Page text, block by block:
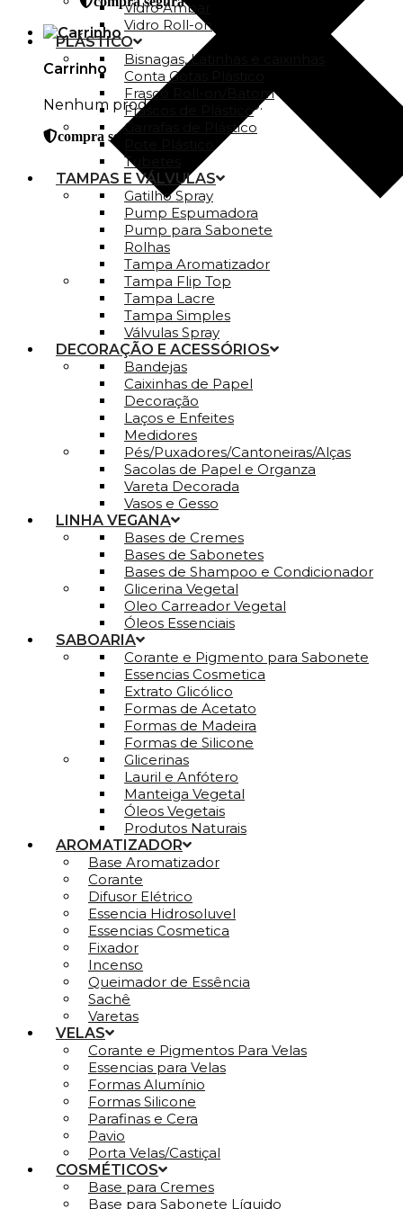
Carrinho
Nenhum produto no carrinho.
compra segura
Vidro Ambar
Vidro Roll-on
PLÁSTICO
Bisnagas, Latinhas e caixinhas
Conta Gotas Plástico
Frasco Roll-on/Batom
Frascos de Plástico
Garrafas de Plástico
Tubetes
TAMPAS E VÁLVULAS
Gatilho Spray
Pump Espumadora
Pump para Sabonete
Rolhas
Tampa Aromatizador
Tampa Flip Top
Tampa Lacre
Tampa Simples
Válvulas Spray
DECORAÇÃO E ACESSÓRIOS
Bandejas
Caixinhas de Papel
Decoração
Laços e Enfeites
Medidores
Pés/Puxadores/Cantoneiras/Alças
Sacolas de Papel e Organza
Vareta Decorada
Vasos e Gesso
LINHA VEGANA
Bases de Cremes
Bases de Sabonetes
Bases de Shampoo e Condicionador
Glicerina Vegetal
Oleo Carreador Vegetal
Óleos Essenciais
SABOARIA
Corante e Pigmento para Sabonete
Essencias Cosmetica
Extrato Glicólico
Formas de Acetato
Formas de Madeira
Formas de Silicone
Glicerinas
Lauril e Anfótero
Manteiga Vegetal
Óleos Vegetais
Produtos Naturais
AROMATIZADOR
Base Aromatizador
Corante
Difusor Elétrico
Essencia Hidrosoluvel
Essencias Cosmetica
Fixador
Incenso
Queimador de Essência
Sachê
Varetas
VELAS
Corante e Pigmentos Para Velas
Essencias para Velas
Formas Alumínio
Formas Silicone
Parafinas e Cera
Pavio
Porta Velas/Castiçal
COSMÉTICOS
Base para Cremes
Base para Sabonete Líquido